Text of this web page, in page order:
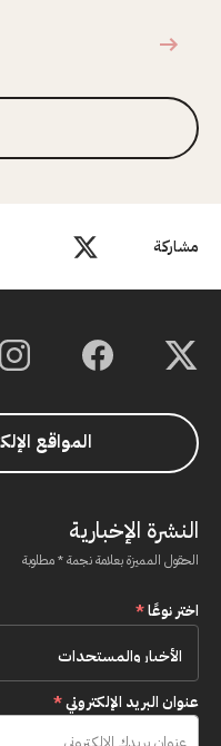
مشاركة
المواقع
النشرة الإخبارية
الحقول المميزة بعلامة نجمة * مطلوبة
اختر نوعًا*
عنوان البريد الإلكتروني*